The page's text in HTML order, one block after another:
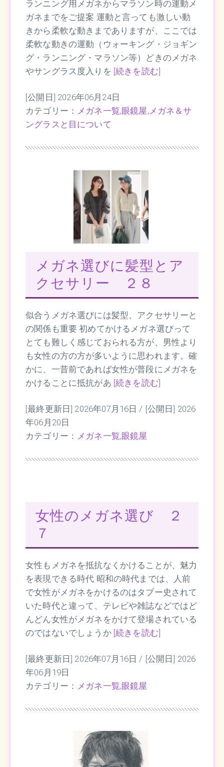
ランニング用メガネからマラソン時の運動メ
ガネまでをご提案 運動と言っても激しい動
きから柔軟な動きまでありますが、ここでは
柔軟な動きの運動（ウォーキング・ジョギン
グ・ランニング・マラソン等）どきのメガネ
やサングラス度入りを [続きを読む]
[公開日] 2026年06月24日
カテゴリー： メガネ一覧,眼鏡屋,メガネ＆サ
ングラスと目について
メガネ選びに髪型とア
クセサリー ２８
似合うメガネ選びには髪型、アクセサリーと
の関係も重要 初めてかけるメガネ選びって
とても難しく感じておられる方が、男性より
も女性の方の方が多いように思われます。確
かに、一昔前であれば女性が普段にメガネを
かけることに抵抗があ [続きを読む]
[最終更新日] 2026年07月16日 / [公開日] 2026
年06月20日
カテゴリー： メガネ一覧,眼鏡屋
女性のメガネ選び ２
７
女性もメガネを抵抗なくかけることが、魅力
を表現できる時代 昭和の時代までは、人前
で女性がメガネをかけるのはタブー史されて
いた時代と違って、テレビや雑誌などではど
んどん女性がメガネをかけて登場されている
のではないでしょうか [続きを読む]
[最終更新日] 2026年07月16日 / [公開日] 2026
年06月19日
カテゴリー： メガネ一覧,眼鏡屋